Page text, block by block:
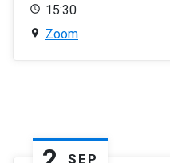
15:30
Zoom
SEP